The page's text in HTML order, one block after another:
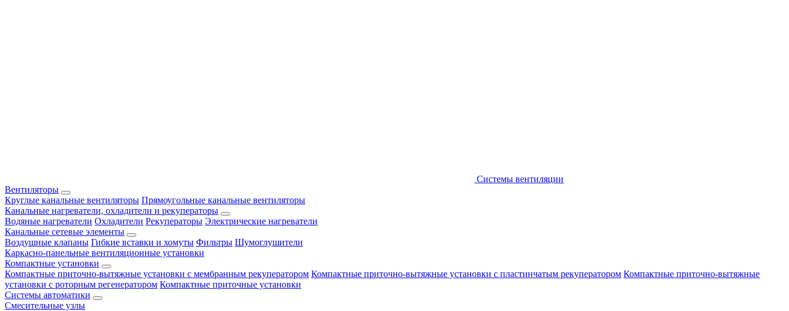
Системы вентиляции
Вентиляторы
Круглые канальные вентиляторы Прямоугольные канальные вентиляторы
Канальные нагреватели, охладители и рекуператоры
Водяные нагреватели Охладители Рекуператоры Электрические нагреватели
Канальные сетевые элементы
Воздушные клапаны Гибкие вставки и хомуты Фильтры Шумоглушители
Каркасно-панельные вентиляционные установки
Компактные установки
Компактные приточно-вытяжные установки с мембранным рекуператором Компактные приточно-вытяжные установки с пластинчатым рекуператором Компактные приточно-вытяжные
установки с роторным регенератором Компактные приточные установки
Системы автоматики
Смесительные узлы